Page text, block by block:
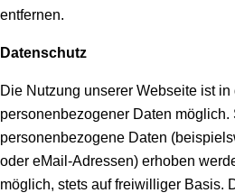
entfernen.
Datenschutz
Die Nutzung unserer Webseite ist
personenbezogener Daten
personenbezogene Daten
oder eMail-Adressen) erhoben
möglich, stets auf freiwilliger Basis.